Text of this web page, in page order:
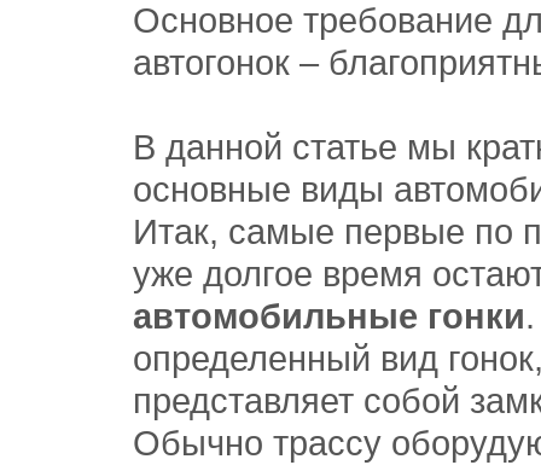
Основное требование
автогонок –
В данной статье мы
основные виды
Итак, самые первые по
уже долгое время
автомобильные гонки
определенный вид
представляет собой
Обычно трассу